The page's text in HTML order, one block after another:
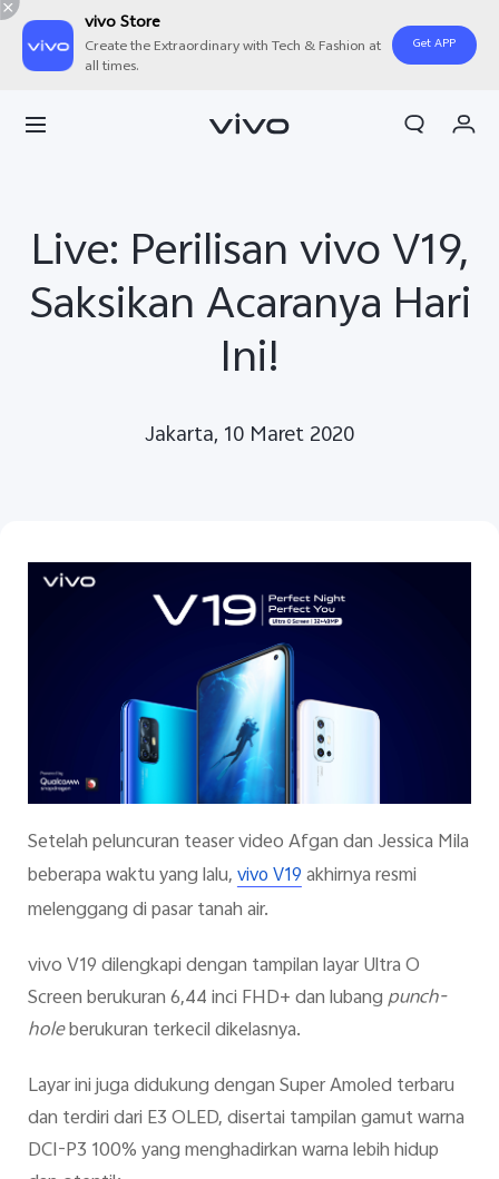
vivo Store
Create the Extraordinary with Tech & Fashion at
all times.
Get APP
Indonesia | Pilih negara/wilayah
Akun Saya
Live: Perilisan vivo V19,
Saksikan Acaranya Hari
Ini!
Jakarta, 10 Maret 2020
Setelah peluncuran teaser video Afgan dan Jessica Mila
beberapa waktu yang lalu,vivo V19akhirnya resmi
melenggang di pasar tanah air.
vivo V19 dilengkapi dengan tampilan layar Ultra O
Screen berukuran 6,44 inci FHD+ dan lubangpunch-
holeberukuran terkecil dikelasnya.
Layar ini juga didukung dengan Super Amoled terbaru
dan terdiri dari E3 OLED, disertai tampilan gamut warna
DCI-P3 100% yang menghadirkan warna lebih hidup